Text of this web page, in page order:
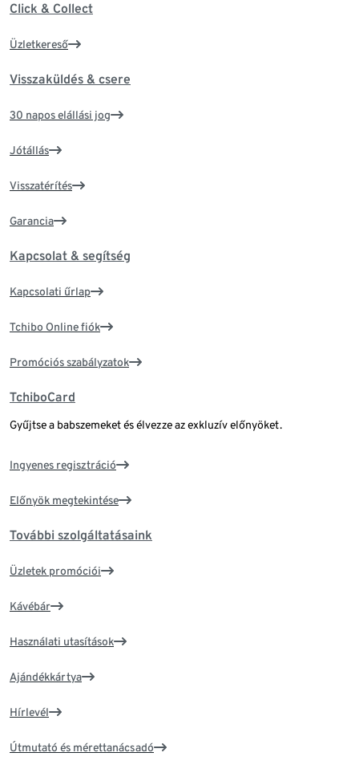
Click & Collect
Üzletkereső
Visszaküldés & csere
30 napos elállási jog
Jótállás
Visszatérítés
Garancia
Kapcsolat & segítség
Kapcsolati űrlap
Tchibo Online fiók
Promóciós szabályzatok
TchiboCard
Gyűjtse a babszemeket és élvezze az exkluzív előnyöket.
Ingyenes regisztráció
Előnyök megtekintése
További szolgáltatásaink
Üzletek promóciói
Kávébár
Használati utasítások
Ajándékkártya
Hírlevél
Útmutató és mérettanácsadó